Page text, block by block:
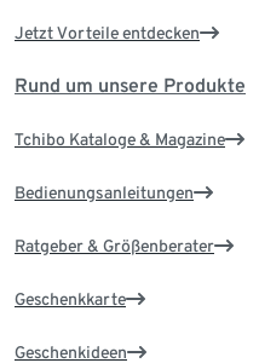
Jetzt Vorteile entdecken
Rund um unsere Produkte
Tchibo Kataloge & Magazine
Bedienungsanleitungen
Ratgeber & Größenberater
Geschenkkarte
Geschenkideen